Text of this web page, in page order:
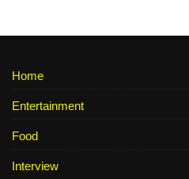
Home
Entertainment
Food
Interview